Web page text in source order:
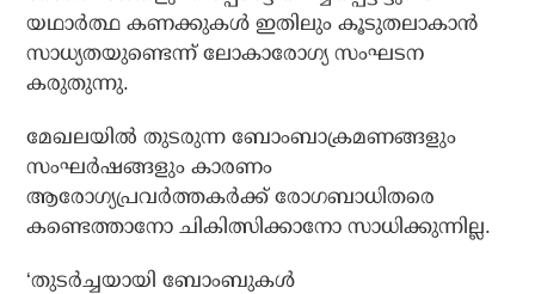
യഥാര്‍ത്ഥ കണക്കുകള്‍ ഇതിലും കൂടുതലാകാന്‍
സാധ്യതയുണ്ടെന്ന് ലോകാരോഗ്യ സംഘടന
കരുതുന്നു.
മേഖലയില്‍ തുടരുന്ന ബോംബാക്രമണങ്ങളും
സംഘര്‍ഷങ്ങളും കാരണം
ആരോഗ്യപ്രവര്‍ത്തകര്‍ക്ക് രോഗബാധിതരെ
കണ്ടെത്താനോ ചികിത്സിക്കാനോ സാധിക്കുന്നില്ല.
‘തുടര്‍ച്ചയായി ബോംബുകള്‍